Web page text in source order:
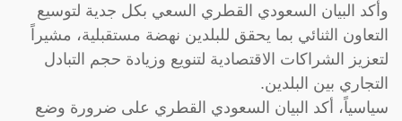
وأكد البيان السعودي القطري السعي بكل جدية لتوسيع
التعاون الثنائي بما يحقق للبلدين نهضة مستقبلية، مشيراً
لتعزيز الشراكات الاقتصادية لتنويع وزيادة حجم التبادل
التجاري بين البلدين.
سياسياً، أكد البيان السعودي القطري على ضرورة وضع